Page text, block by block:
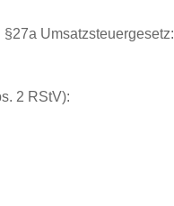
Umsatzsteuergesetz:
2 RStV):